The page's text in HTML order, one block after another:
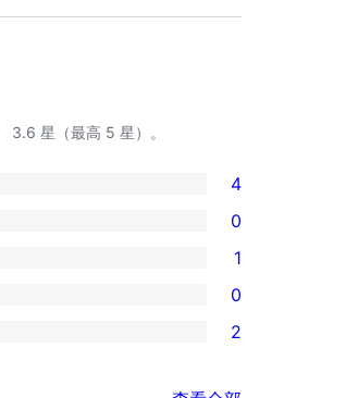
3.6 星（最高 5 星）。
4
0
1
0
2